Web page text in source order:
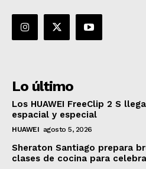
Lo último
Los HUAWEI FreeClip 2 S
espacial y especial
HUAWEI agosto 5, 2026
Sheraton Santiago prepara
clases de cocina para